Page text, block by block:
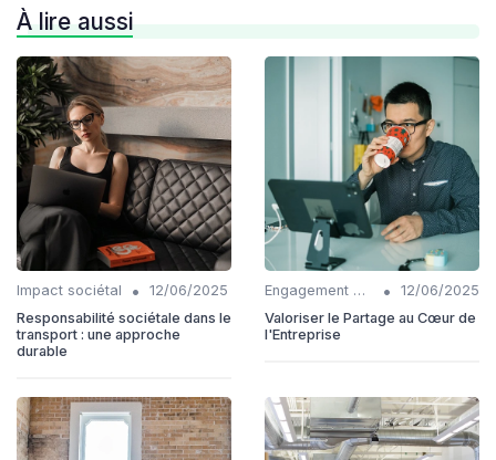
À lire aussi
Impact sociétal •
12/06/2025
Responsabilité sociétale dans le
transport : une approche
durable
Engagement communautaire •
12/06/2025
Valoriser le Partage au Cœur de
l'Entreprise